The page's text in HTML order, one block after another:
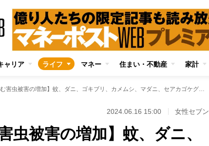
ャリア ライフ マネー 住まい・不動産 家計
【温暖化で進む害虫被害の増加】蚊、ダニ、ゴキブリ、カメムシ、マダニ、セアカゴケグモ 6種の害虫の生態と対処法
2024.06.16 15:00 女性セブン
虫被害の増加】蚊、ダニ、